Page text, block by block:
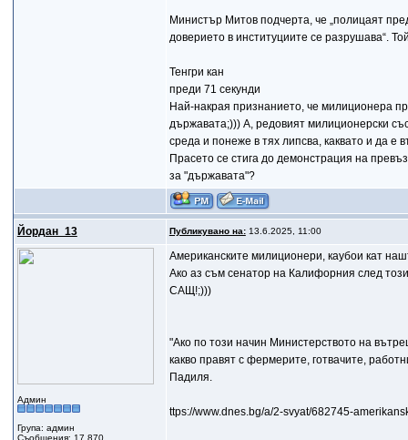
Министър Митов подчерта, че „полицаят
доверието в институциите се разрушава“.
Тенгри кан
преди 71 секунди
Най-накрая признанието, че милиционера
държавата;))) А, редовият милиционерски
среда и понеже в тях липсва, каквато и да е
Прасето се стига до демонстрация на
за "държавата"?
Йордан_13 Публикувано на:13.6.2025, 11:00
Админ
Група: админ
Съобщения: 17 870
Американските милиционери, каубои кат
Ако аз съм сенатор на Калифорния след
САЩ!;)))
"Ако по този начин Министерството на
какво правят с фермерите, готвачите,
Падиля.
ttps://www.dnes.bg/a/2-svyat/682745-